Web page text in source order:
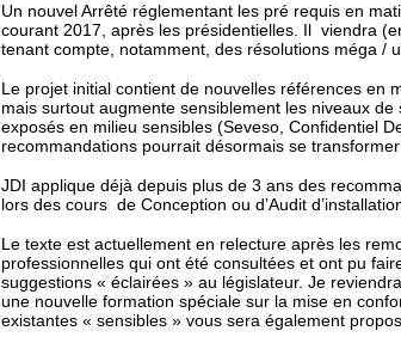
Un nouvel Arrêté réglementant les pré requis en
courant 2017, après les présidentielles. Il viendra
tenant compte, notamment, des résolutions méga /
Le projet initial contient de nouvelles références en
mais surtout augmente sensiblement les niveaux
exposés en milieu sensibles (Seveso, Confidentiel
recommandations pourrait désormais se
JDI applique déjà depuis plus de 3 ans des
lors des cours de Conception ou d’Audit
Le texte est actuellement en relecture après les
professionnelles qui ont été consultées et ont pu
suggestions « éclairées » au législateur. Je
une nouvelle formation spéciale sur la mise en
existantes « sensibles » vous sera également